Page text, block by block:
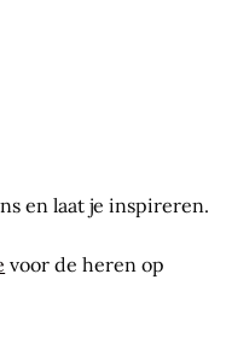
en laat je inspireren.
voor de heren op